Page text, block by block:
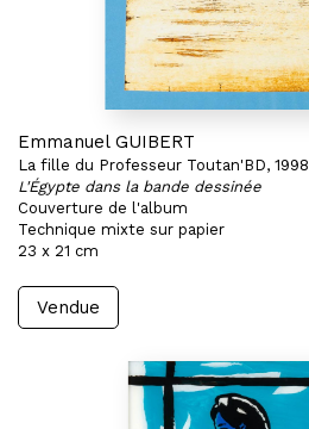
Emmanuel GUIBERT
La fille du Professeur Toutan'BD, 1998
L'Égypte dans la bande dessinée
Couverture de l'album
Technique mixte sur papier
23 x 21 cm
Vendue